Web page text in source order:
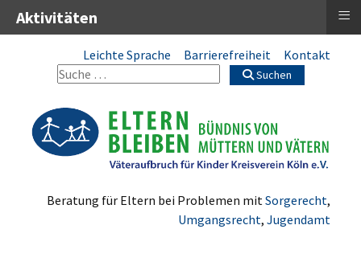
Leichte Sprache Barrierefreiheit Kontakt
Suchen
Beratung für Eltern bei Problemen mit Sorgerecht,
Umgangsrecht, Jugendamt
Aktivitäten ≡